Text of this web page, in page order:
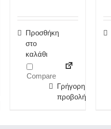
Προσθήκη
στο
καλάθι
Compare
Γρήγορη
προβολή